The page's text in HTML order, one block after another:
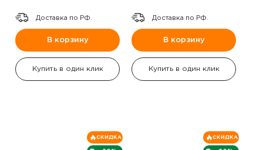
Доставка по РФ.
В корзину
Купить в один клик
Доставка по РФ.
В корзину
Купить в один клик
СКИДКА СКИДКА